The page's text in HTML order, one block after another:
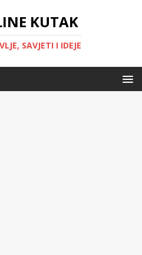
KUTAK
SAVJETI I IDEJE